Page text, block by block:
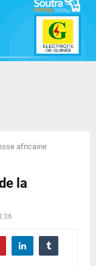
africaine
la